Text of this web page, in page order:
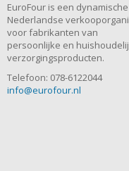
EuroFour is een dynamische
Nederlandse
voor fabrikanten van
persoonlijke en
verzorgingsproducten.
Telefoon: 078-6122044
info@eurofour.nl